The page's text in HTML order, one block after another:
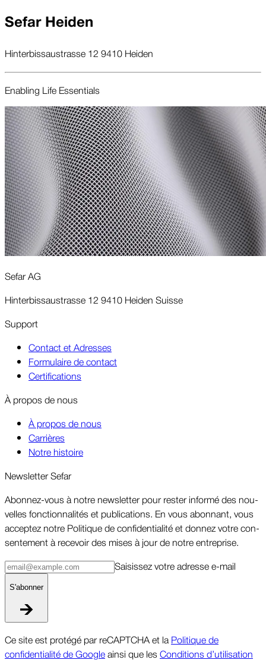
Sefar Heiden
Hinterbissaustrasse 12 9410 Heiden
Enabling Life Essentials
Sefar AG
Hinterbissaustrasse 12 9410 Heiden Suisse
Support
Contact et Adresses
Formulaire de contact
Certifications
À pro­pos de nous
À propos de nous
Carrières
Notre histoire
News­letter Sefar
Abon­nez-vous à notre news­letter pour rester in­formé des nou­
velles fonc­tion­nal­ités et pu­bli­ca­tions. En vous abon­nant, vous
ac­cep­tez notre Po­li­tique de con­fi­den­tial­ité et don­nez votre con­
sen­te­ment à re­ce­voir des mises à jour de notre en­tre­prise.
Sai­sissez votre adresse e-mail
S'abon­ner
Ce site est protégé par reCAPTCHA et la Politique de
confidentialité de Googleainsi que les Conditions d’utilisation